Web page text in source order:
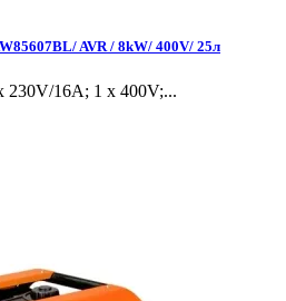
AVR / 8kW/ 400V/ 25л
230V/16A; 1 x 400V;...